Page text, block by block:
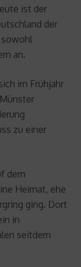
ist der
der
an.
im Frühjahr
zu einer
dem
Heimat, ehe
ging. Dort
in
seitdem